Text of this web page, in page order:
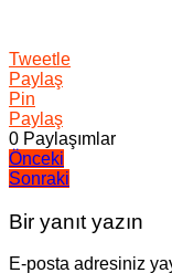
Tweetle
Paylaş
Pin
Paylaş
0 Paylaşımlar
Yazı
gezinmesi
Önceki
Sonraki
Bir yanıt yazın
E-posta adresiniz